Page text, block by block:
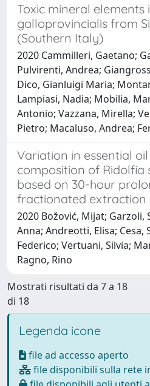
Toxic mineral elements
galloprovincialis from
(Southern Italy)
2020 Cammilleri, Gaetano;
Pulvirenti, Andrea;
Dico, Gianluigi Maria;
Lampiasi, Nadia; Mobilia,
Antonio; Vazzana, Mirella;
Pietro; Macaluso, Andrea;
Variation in essential
composition of Ridolfia
based on 30-hour
fractionated extraction
2020 Božović, Mijat;
Anna; Andreotti, Elisa; Cesa,
Federico; Vertuani, Silvia;
Ragno, Rino
Mostrati risultati da 7 a 18
di 18
Legenda icone
file ad accesso aperto
file disponibili sulla rete